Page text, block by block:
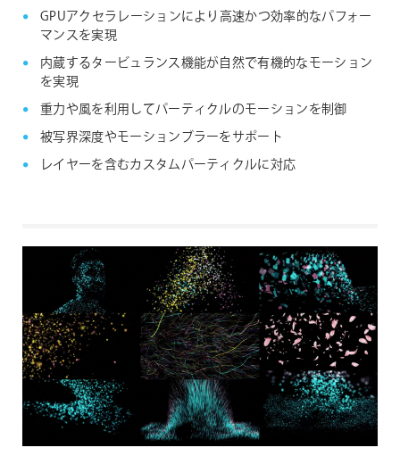
GPUアクセラレーションにより高速かつ効率的なパフォー
マンスを実現
内蔵するタービュランス機能が自然で有機的なモーション
を実現
重力や風を利用してパーティクルのモーションを制御
被写界深度やモーションブラーをサポート
レイヤーを含むカスタムパーティクルに対応